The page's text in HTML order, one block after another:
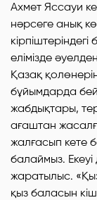
Ахмет Яссауи
нәрсеге анық
кірпіштеріндегі
елімізде
Қазақ
бұйымдарда
жабдықтары,
ағаштан
жалғасып кете
балаймыз.
жаратылыс.
қыз баласын